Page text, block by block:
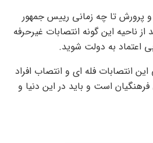
پرورش تا چه زمانی رییس جمهور
ناحیه این گونه انتصابات غیرحرفه
اعتماد به دولت شوید.
انتصابات فله ای و انتصاب افراد
است و باید در این دنیا و